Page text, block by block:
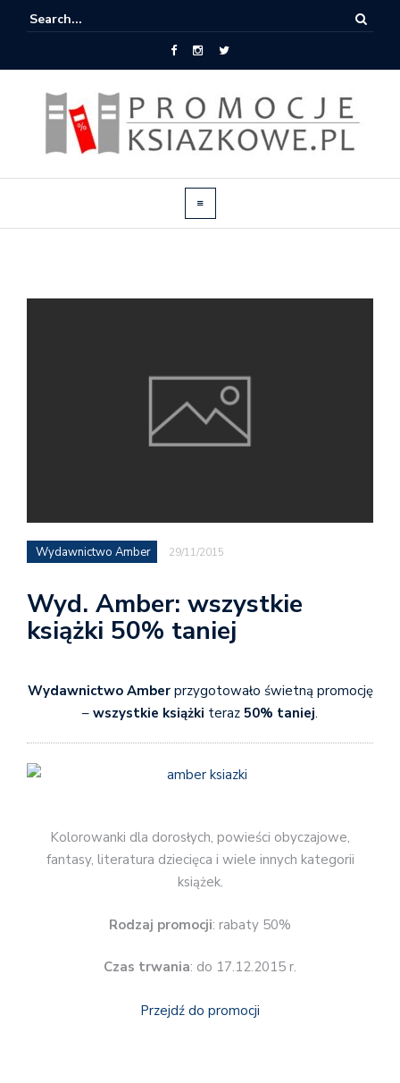
Wydawnictwo Amber 29/11/2015
Wyd. Amber: wszystkie
książki 50% taniej
Wydawnictwo Amberprzygotowało świetną promocję
– wszystkie książki teraz 50% taniej.
Kolorowanki dla dorosłych, powieści obyczajowe,
fantasy, literatura dziecięca i wiele innych kategorii
książek.
Rodzaj promocji: rabaty 50%
Czas trwania: do 17.12.2015 r.
Przejdź do promocji